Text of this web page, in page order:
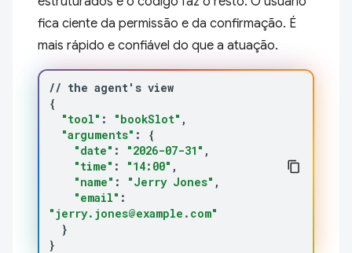
fica ciente da permissão e da confirmação. É
mais rápido e confiável do que a atuação.
// the agent' s
{
"tool" : "bookSlot"
"arguments" :
{
"date" : "2026-07-31"
"time" : "14:00"
"name" : "Jerry Jones"
"email" :
"jerry.jones@example.com"
}
}